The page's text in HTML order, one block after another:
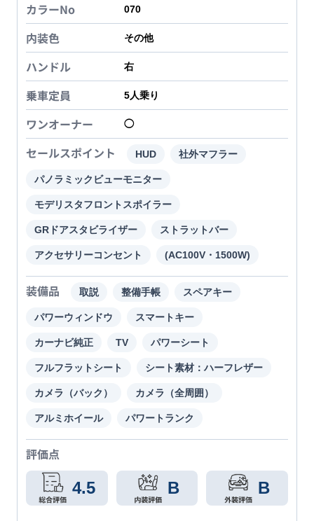
カラーNo 070
内装色 その他
ハンドル 右
乗車定員 5人乗り
ワンオーナー ◯
セールスポイント HUD 社外マフラー
パノラミックビューモニター
モデリスタフロントスポイラー
GRドアスタビライザー ストラットバー
アクセサリーコンセント (AC100V・1500W)
装備品 取説 整備手帳 スペアキー
パワーウィンドウ スマートキー
カーナビ純正 TV パワーシート
フルフラットシート シート素材：ハーフレザー
カメラ（バック） カメラ（全周囲）
アルミホイール パワートランク
評価点
4.5 B B